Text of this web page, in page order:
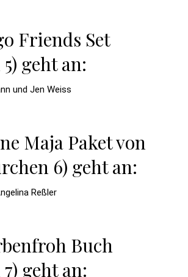
Friends Set
geht an:
und Jen Weiss
Maja Paket von
6) geht an:
Reßler
Buch
geht an: